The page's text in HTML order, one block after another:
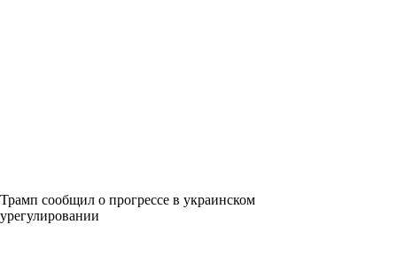
Трамп сообщил о прогрессе в украинском
урегулировании